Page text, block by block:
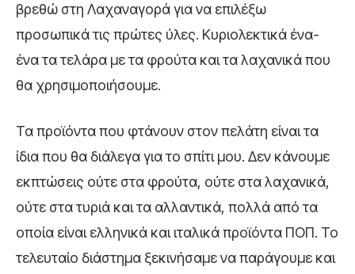
βρεθώ στη Λαχαναγορά για να επιλέξω
προσωπικά τις πρώτες ύλες. Κυριολεκτικά ένα-
ένα τα τελάρα με τα φρούτα και τα λαχανικά που
θα χρησιμοποιήσουμε.
Τα προϊόντα που φτάνουν στον πελάτη είναι τα
ίδια που θα διάλεγα για το σπίτι μου. Δεν κάνουμε
εκπτώσεις ούτε στα φρούτα, ούτε στα λαχανικά,
ούτε στα τυριά και τα αλλαντικά, πολλά από τα
οποία είναι ελληνικά και ιταλικά προϊόντα ΠΟΠ. Το
τελευταίο διάστημα ξεκινήσαμε να παράγουμε και